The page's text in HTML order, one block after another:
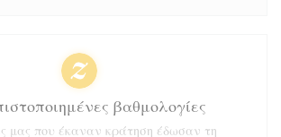
βαθμολογίες
μας που έκαναν κράτηση έδωσαν τη